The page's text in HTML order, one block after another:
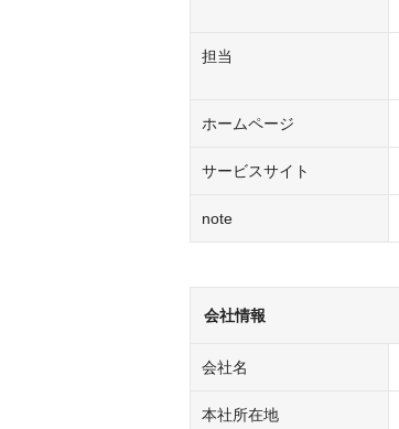
担当
ホームページ
サービスサイト
note
会社情報
会社名
本社所在地